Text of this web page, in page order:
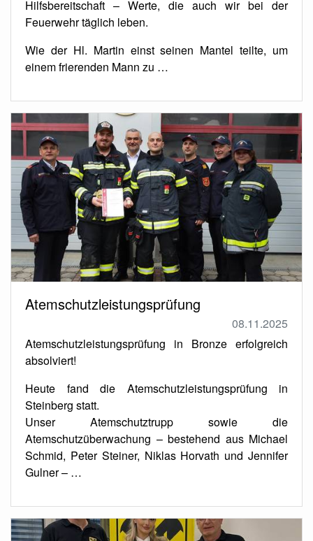
Hilfsbereitschaft – Werte, die auch wir bei der
Feuerwehr täglich leben.
Wie der Hl. Martin einst seinen Mantel teilte, um
einem frierenden Mann zu …
Atemschutzleistungsprüfung
08.11.2025
Atemschutzleistungsprüfung in Bronze erfolgreich
absolviert!
Heute fand die Atemschutzleistungsprüfung in
Steinberg statt.
Unser Atemschutztrupp sowie die
Atemschutzüberwachung – bestehend aus Michael
Schmid, Peter Steiner, Niklas Horvath und Jennifer
Gulner – …